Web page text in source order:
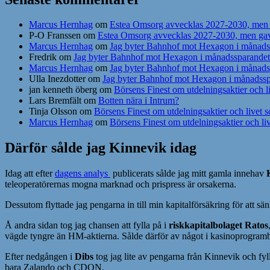
Marcus Hernhag om Estea Omsorg avvecklas 2027-2030,
P-O Franssen om Estea Omsorg avvecklas 2027-2030, men
Marcus Hernhag om Jag byter Bahnhof mot Hexagon i
Fredrik om Jag byter Bahnhof mot Hexagon i månadssparandet
Marcus Hernhag om Jag byter Bahnhof mot Hexagon i
Ulla Inezdotterom Jag byter Bahnhof mot Hexagon i
jan kenneth öberg om Börsens Finest om utdelningsaktier och
Lars Bremfältom Botten nära i Intrum?
Tinja Olsson om Börsens Finest om utdelningsaktier och livet
Marcus Hernhag om Börsens Finest om utdelningsaktier och
Därför sålde jag Kinnevik idag
Idag att efterdagens analys publicerats sålde jag mitt gamla innehav
teleoperatörernas mogna marknad och prispress är orsakerna.
Dessutom flyttade jag pengarna in till min kapitalförsäkring för att
Å andra sidan tog jag chansen att fylla på i riskkapitalbolaget Ratos
vägde tyngre än HM-aktierna. Sålde därför av något i
Efter nedgången i Dibs tog jag lite av pengarna från Kinnevik och
bara Zalando och CDON.